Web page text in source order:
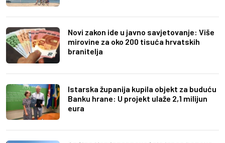
Novi zakon ide u javno savjetovanje: Više
mirovine za oko 200 tisuća hrvatskih
branitelja
Istarska županija kupila objekt za buduću
Banku hrane: U projekt ulaže 2,1 milijun
eura